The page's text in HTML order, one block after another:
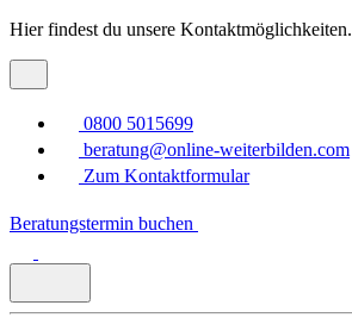
Hier findest du unsere Kontaktmöglichkeiten.
0800 5015699
beratung@online-weiterbilden.com
Zum Kontaktformular
Beratungstermin buchen